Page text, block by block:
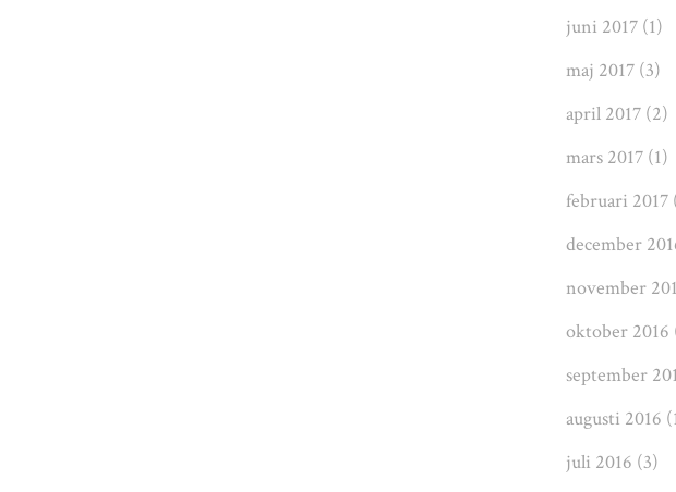
juni 2017 (1)
maj 2017 (3)
april 2017 (2)
mars 2017 (1)
februari 2017
december
november
oktober 2016
september
augusti 2016
juli 2016 (3)